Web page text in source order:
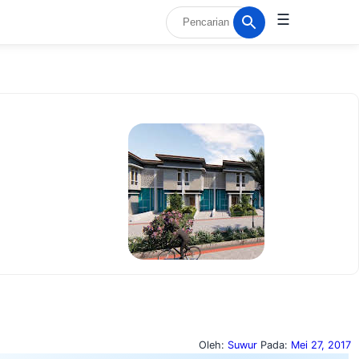
☰
Oleh: Suwur Pada: Mei 27, 2017